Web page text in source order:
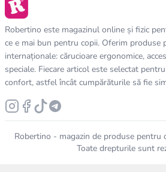
Robertino este magazinul online și fizic
ce e mai bun pentru copii. Oferim produse
internaționale: cărucioare ergonomice,
speciale. Fiecare articol este selectat
confort, astfel încât cumpărăturile să fie
Robertino - magazin de produse pentru
Toate drepturile sunt